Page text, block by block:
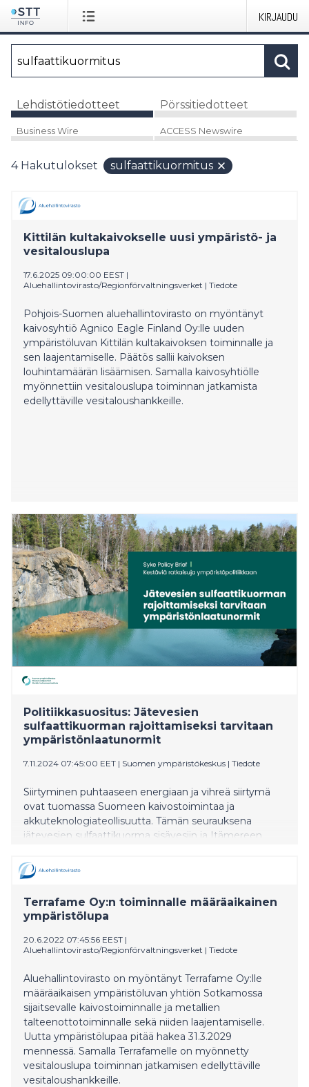
KIRJAUDU
Lehdistötiedotteet Pörssitiedotteet
Business Wire ACCESS Newswire
4 Hakutulokset sulfaattikuormitus
Kittilän kultakaivokselle uusi ympäristö- ja
vesitalouslupa
17.6.2025 09:00:00 EEST |
Aluehallintovirasto/Regionförvaltningsverket | Tiedote
Pohjois-Suomen aluehallintovirasto on myöntänyt
kaivosyhtiö Agnico Eagle Finland Oy:lle uuden
ympäristöluvan Kittilän kultakaivoksen toiminnalle ja
sen laajentamiselle. Päätös sallii kaivoksen
louhintamäärän lisäämisen. Samalla kaivosyhtiölle
myönnettiin vesitalouslupa toiminnan jatkamista
edellyttäville vesitaloushankkeille.
Politiikkasuositus: Jätevesien
sulfaattikuorman rajoittamiseksi tarvitaan
ympäristönlaatunormit
7.11.2024 07:45:00 EET | Suomen ympäristökeskus | Tiedote
Siirtyminen puhtaaseen energiaan ja vihreä siirtymä
ovat tuomassa Suomeen kaivostoimintaa ja
akkuteknologiateollisuutta. Tämän seurauksena
jätevesien sulfaattikuorma sisävesiin ja Itämereen
vaikutuksia, eikä sulfaattia nykyisin luokitella
haitalliseksi aineeksi. Suuri paikallinen kuorma voi
järvissä, joissa sulfaattia on niukasti. Suomen
ympäristökeskuksen uusi Policy Brief -julkaisu antaa
suosituksia jätevesien sulfaattikuorman haittojen
vähentämiseksi.
Terrafame Oy:n toiminnalle määräaikainen
ympäristölupa
20.6.2022 07:45:56 EEST |
Aluehallintovirasto/Regionförvaltningsverket | Tiedote
Aluehallintovirasto on myöntänyt Terrafame Oy:lle
määräaikaisen ympäristöluvan yhtiön Sotkamossa
sijaitsevalle kaivostoiminnalle ja metallien
talteenottotoiminnalle sekä niiden laajentamiselle.
Uutta ympäristölupaa pitää hakea 31.3.2029
mennessä. Samalla Terrafamelle on myönnetty
vesitalouslupa toiminnan jatkamisen edellyttäville
vesitaloushankkeille.